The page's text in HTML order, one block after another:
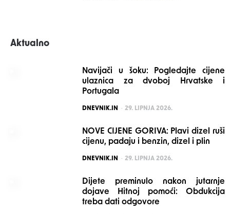
Aktualno
Navijači u šoku: Pogledajte cijene
ulaznica za dvoboj Hrvatske i
Portugala
POSTED
DNEVNIK.IN 29. LIPNJA 2026.
NOVE CIJENE GORIVA: Plavi dizel ruši
cijenu, padaju i benzin, dizel i plin
POSTED
DNEVNIK.IN 29. LIPNJA 2026.
Dijete preminulo nakon jutarnje
dojave Hitnoj pomoći: Obdukcija
treba dati odgovore